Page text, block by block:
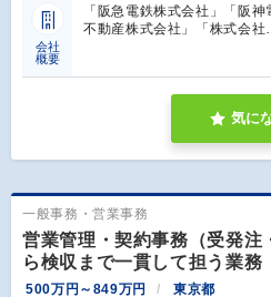
会社
概要
「阪急電鉄株式会社」「阪
不動産株式会社」「株式会
気に
一般事務・営業事務
営業管理・契約事務（受発注
ら検収まで一貫して担う業務
500万円～849万円 東京都